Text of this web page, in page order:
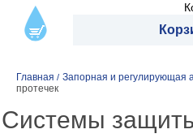
Главная / Запорная и регулирующая
протечек
Системы